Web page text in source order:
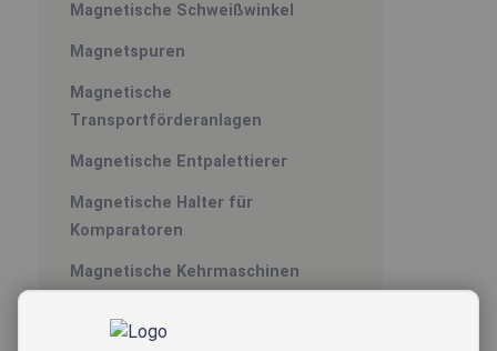
Magnetische Schweißwinkel
Magnetspuren
Magnetische
Transportförderanlagen
Magnetische Entpalettierer
Magnetische Halter für
Komparatoren
Magnetische Kehrmaschinen